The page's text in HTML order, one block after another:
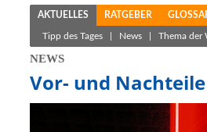
AKTUELLES RATGEBER
Tipp des Tages News Thema der
NEWS
Vor- und